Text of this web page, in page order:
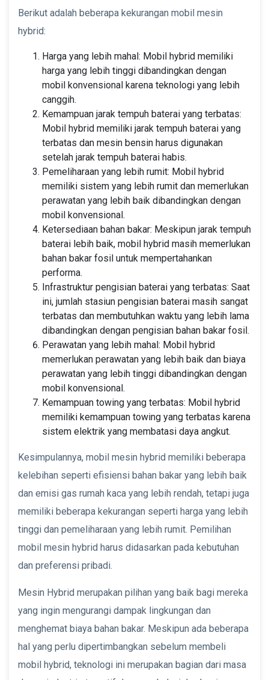
Berikut adalah beberapa kekurangan mobil mesin
hybrid:
Harga yang lebih mahal: Mobil hybrid memiliki
harga yang lebih tinggi dibandingkan dengan
mobil konvensional karena teknologi yang lebih
canggih.
Kemampuan jarak tempuh baterai yang terbatas:
Mobil hybrid memiliki jarak tempuh baterai yang
terbatas dan mesin bensin harus digunakan
setelah jarak tempuh baterai habis.
Pemeliharaan yang lebih rumit: Mobil hybrid
memiliki sistem yang lebih rumit dan memerlukan
perawatan yang lebih baik dibandingkan dengan
mobil konvensional.
Ketersediaan bahan bakar: Meskipun jarak tempuh
baterai lebih baik, mobil hybrid masih memerlukan
bahan bakar fosil untuk mempertahankan
performa.
Infrastruktur pengisian baterai yang terbatas: Saat
ini, jumlah stasiun pengisian baterai masih sangat
terbatas dan membutuhkan waktu yang lebih lama
dibandingkan dengan pengisian bahan bakar fosil.
Perawatan yang lebih mahal: Mobil hybrid
memerlukan perawatan yang lebih baik dan biaya
perawatan yang lebih tinggi dibandingkan dengan
mobil konvensional.
Kemampuan towing yang terbatas: Mobil hybrid
memiliki kemampuan towing yang terbatas karena
sistem elektrik yang membatasi daya angkut.
Kesimpulannya, mobil mesin hybrid memiliki beberapa
kelebihan seperti efisiensi bahan bakar yang lebih baik
dan emisi gas rumah kaca yang lebih rendah, tetapi juga
memiliki beberapa kekurangan seperti harga yang lebih
tinggi dan pemeliharaan yang lebih rumit. Pemilihan
mobil mesin hybrid harus didasarkan pada kebutuhan
dan preferensi pribadi.
Mesin Hybrid merupakan pilihan yang baik bagi mereka
yang ingin mengurangi dampak lingkungan dan
menghemat biaya bahan bakar. Meskipun ada beberapa
hal yang perlu dipertimbangkan sebelum membeli
mobil hybrid, teknologi ini merupakan bagian dari masa